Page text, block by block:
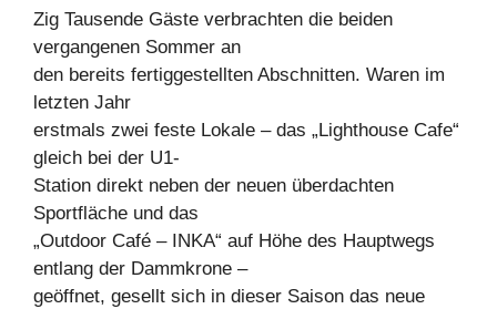
Zig Tausende Gäste verbrachten die beiden
vergangenen Sommer an
den bereits fertiggestellten Abschnitten. Waren im
letzten Jahr
erstmals zwei feste Lokale – das „Lighthouse Cafe“
gleich bei der U1-
Station direkt neben der neuen überdachten
Sportfläche und das
„Outdoor Café – INKA“ auf Höhe des Hauptwegs
entlang der Dammkrone –
geöffnet, gesellt sich in dieser Saison das neue